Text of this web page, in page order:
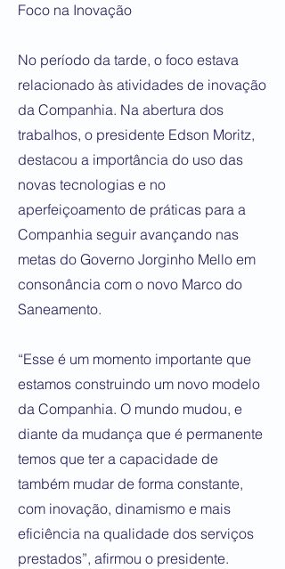
Foco na Inovação
No período da tarde, o foco estava
relacionado às atividades de inovação
da Companhia. Na abertura dos
trabalhos, o presidente Edson Moritz,
destacou a importância do uso das
novas tecnologias e no
aperfeiçoamento de práticas para a
Companhia seguir avançando nas
metas do Governo Jorginho Mello em
consonância com o novo Marco do
Saneamento.
“Esse é um momento importante que
estamos construindo um novo modelo
da Companhia. O mundo mudou, e
diante da mudança que é permanente
temos que ter a capacidade de
também mudar de forma constante,
com inovação, dinamismo e mais
eficiência na qualidade dos serviços
prestados”, afirmou o presidente.